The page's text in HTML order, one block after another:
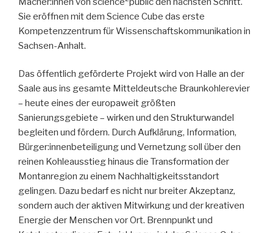
Sie eröffnen mit dem Science Cube das erste
Kompetenzzentrum für Wissenschaftskommunikation in
Sachsen-Anhalt.
Das öffentlich geförderte Projekt wird von Halle an der
Saale aus ins gesamte Mitteldeutsche Braunkohlerevier
– heute eines der europaweit größten
Sanierungsgebiete – wirken und den Strukturwandel
begleiten und fördern. Durch Aufklärung, Information,
Bürger:innenbeteiligung und Vernetzung soll über den
reinen Kohleausstieg hinaus die Transformation der
Montanregion zu einem Nachhaltigkeitsstandort
gelingen. Dazu bedarf es nicht nur breiter Akzeptanz,
sondern auch der aktiven Mitwirkung und der kreativen
Energie der Menschen vor Ort. Brennpunkt und